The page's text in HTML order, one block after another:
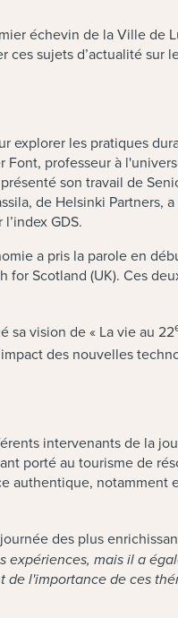
échevin de la Ville
sujets d’actualité
les pratiques
professeur à
son travail de
de Helsinki
GDS.
a pris la parole en
for Scotland (UK). Ces
sa vision de « La vie au 22
des nouvelles
intervenants de la
porté au tourisme de
notamment
des plus
mais il a
l'importance de ces